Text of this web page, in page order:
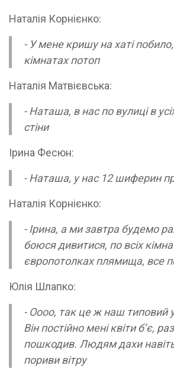
Наталія Корнієнко:
- У мене кришу на хаті побило,
кімнатах потоп
Наталія Матвієвська:
- Наташа, в нас по вулиці в
стіни
Ірина Фесюн:
- Наташа, у нас 12 шиферин
Наталія Корнієнко:
- Ірина, а ми завтра будемо
боюся дивитися, по всіх
європотолках плямища, все
Юлія Шлапко:
- Оооо, так це ж наш типовий
Він постійно мені квіти бʼє,
пошкодив. Людям дахи
пориви вітру